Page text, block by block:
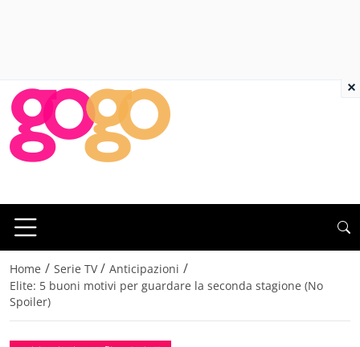
Home / Serie TV / Anticipazioni /
Elite: 5 buoni motivi per guardare la seconda stagione (No
Spoiler)
×